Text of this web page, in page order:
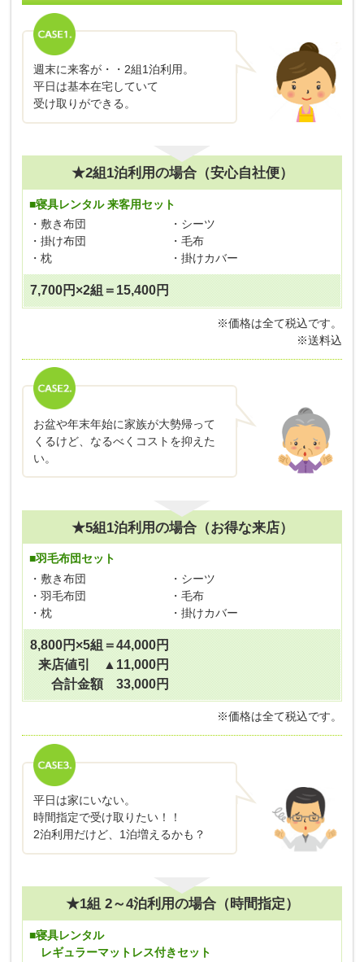
週末に来客が・・2組1泊利用。
平日は基本在宅していて
受け取りができる。
★2組1泊利用の場合（安心自社便）
■寝具レンタル 来客用セット
・敷き布団
・シーツ
・掛け布団
・毛布
・枕
・掛けカバー
7,700円×2組＝15,400円
※価格は全て税込です。
※送料込
お盆や年末年始に家族が大勢帰って
くるけど、なるべくコストを抑えた
い。
★5組1泊利用の場合（お得な来店）
■羽毛布団セット
・敷き布団
・シーツ
・羽毛布団
・毛布
・枕
・掛けカバー
8,800円×5組＝44,000円
来店値引 ▲11,000円
合計金額 33,000円
※価格は全て税込です。
平日は家にいない。
時間指定で受け取りたい！！
2泊利用だけど、1泊増えるかも？
★1組 2～4泊利用の場合（時間指定）
■寝具レンタル
レギュラーマットレス付きセット